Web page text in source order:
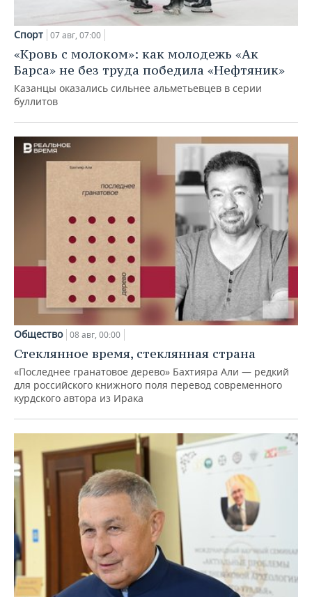
Спорт 07 авг, 07:00
«Кровь с молоком»: как молодежь «Ак
Барса» не без труда победила «Нефтяник»
Казанцы оказались сильнее альметьевцев в серии
буллитов
Общество 08 авг, 00:00
Стеклянное время, стеклянная страна
«Последнее гранатовое дерево» Бахтияра Али — редкий
для российского книжного поля перевод современного
курдского автора из Ирака